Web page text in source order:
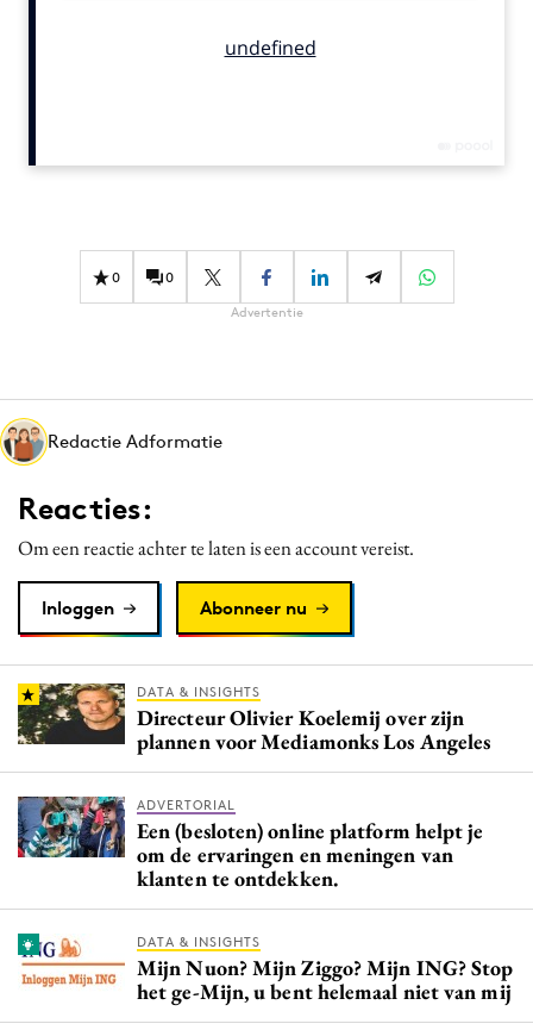
Influencer marketing
Interne communicatie
Media
Merkstrategie
PR
Programmatic
Reputatie & crisis
0 0
Advertentie
Redactie Adformatie
Reacties:
Om een reactie achter te laten is een account vereist.
Inloggen Abonneer nu
DATA & INSIGHTS
Directeur Olivier Koelemij over zijn
plannen voor Mediamonks Los Angeles
ADVERTORIAL
Een (besloten) online platform helpt je
om de ervaringen en meningen van
klanten te ontdekken.
DATA & INSIGHTS
Mijn Nuon? Mijn Ziggo? Mijn ING? Stop
het ge-Mijn, u bent helemaal niet van mij